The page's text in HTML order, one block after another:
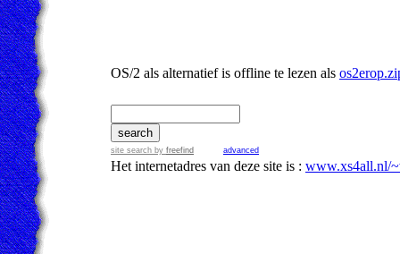
OS/2 als alternatief is offline te lezen als
site search by freefind advanced
Het internetadres van deze site is : www.xs4all.nl/